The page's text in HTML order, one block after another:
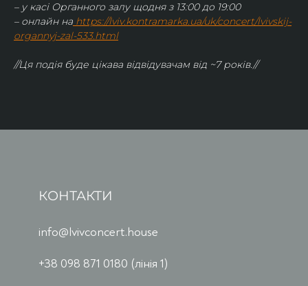
– у касі Органного залу щодня з 13:00 до 19:00
– онлайн на https://lviv.kontramarka.ua/uk/concert/lvivskij-
organnyj-zal-533.html
//Ця подія буде цікава відвідувачам від ~7 років.//
КОНТАКТИ
info@lvivconcert.house
+38 098 871 0180 (лінія 1)